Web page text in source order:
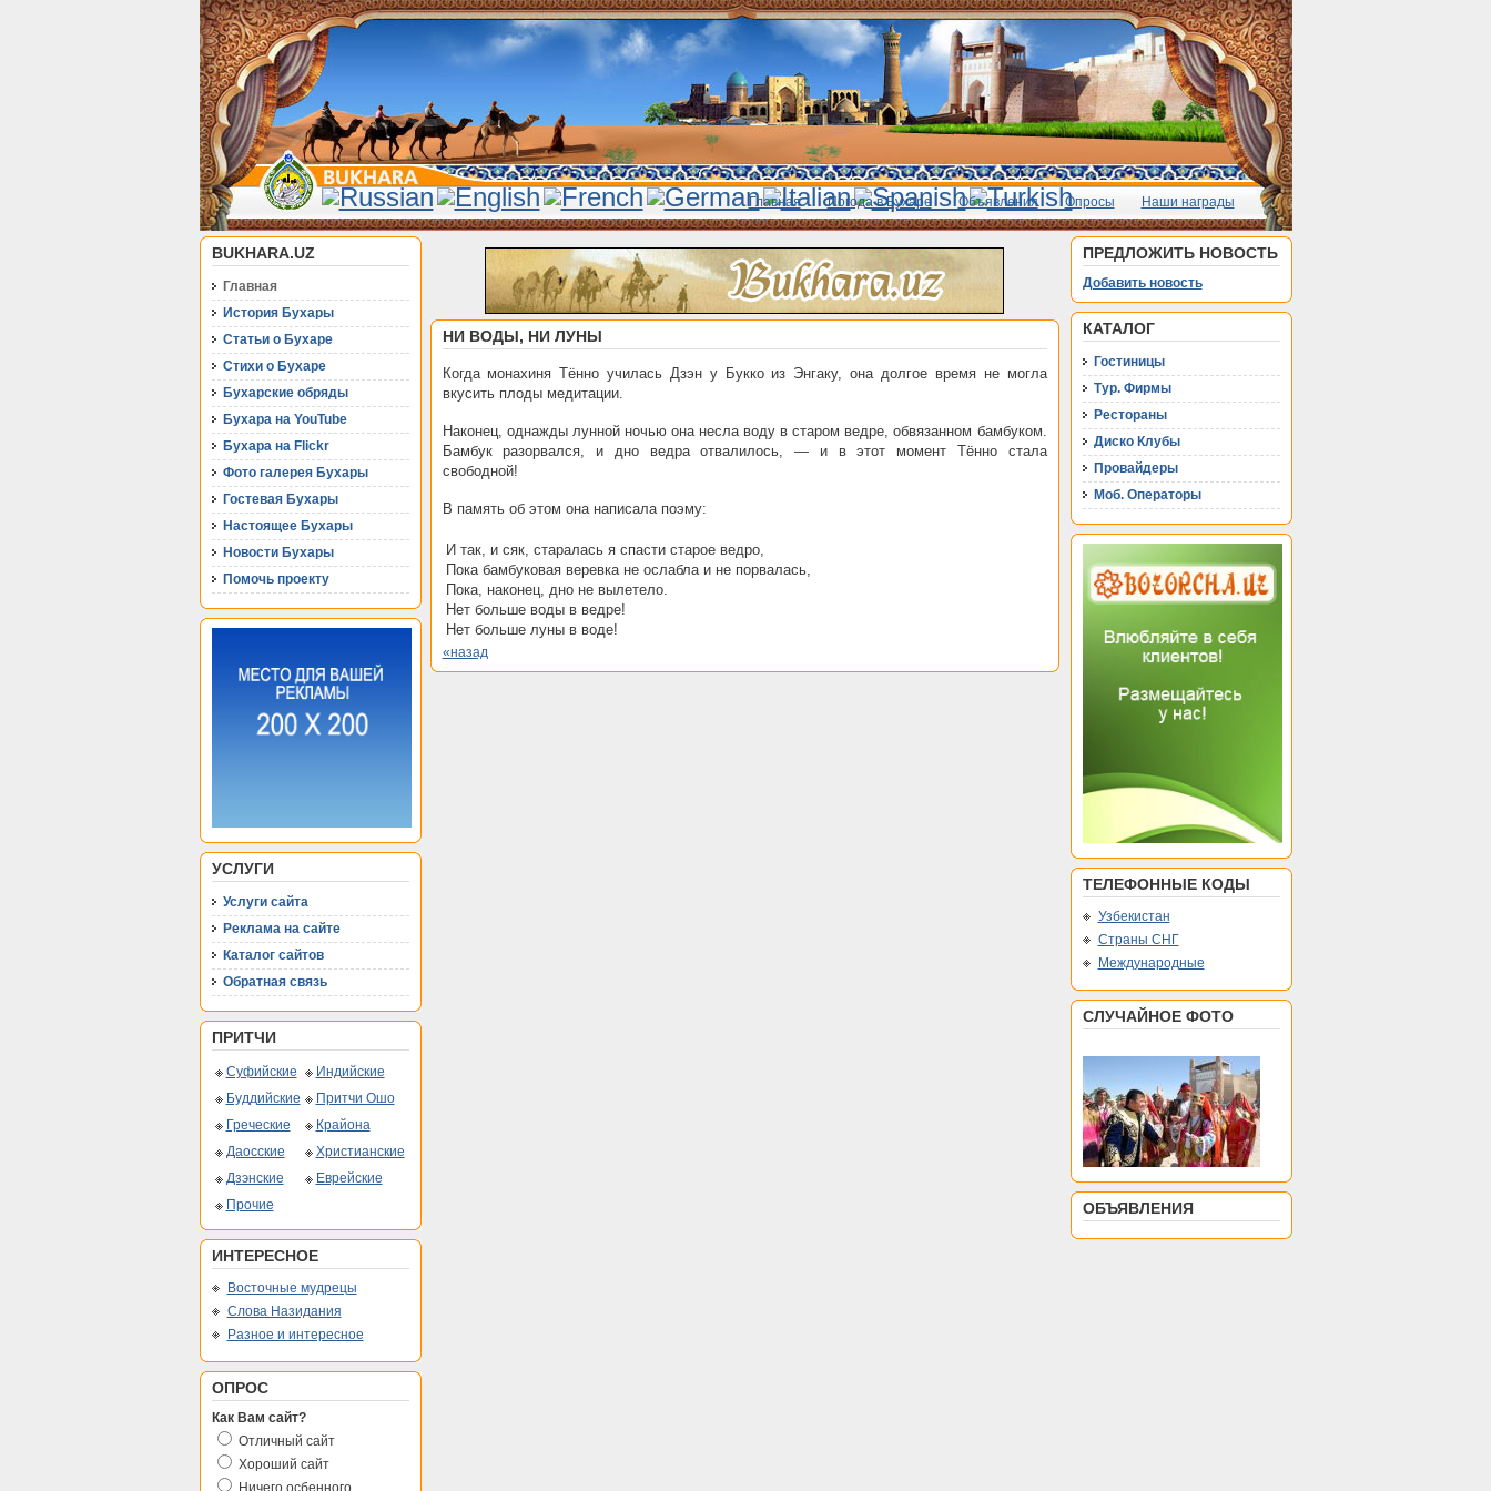
Главная Погода в Бухаре Объявления Опросы Наши награды
BUKHARA.UZ
Главная
История Бухары
Статьи о Бухаре
Стихи о Бухаре
Бухарские обряды
Бухара на YouTube
Бухара на Flickr
Фото галерея Бухары
Гостевая Бухары
Настоящее Бухары
Новости Бухары
Помочь проекту
УСЛУГИ
Услуги сайта
Реклама на сайте
Каталог сайтов
Обратная связь
ПРИТЧИ
Суфийские
Индийские
Буддийские
Притчи Ошо
Греческие
Крайона
Даосские
Христианские
Дзэнские
Еврейские
Прочие
ИНТЕРЕСНОЕ
Восточные мудрецы
Слова Назидания
Разное и интересное
ОПРОС
Как Вам сайт?
Отличный сайт
Хороший сайт
Ничего осбенного
НИ ВОДЫ, НИ ЛУНЫ
Когда монахиня Тённо училась Дзэн у Букко из Энгаку, она долгое время не могла
вкусить плоды медитации.
Наконец, однажды лунной ночью она несла воду в старом ведре, обвязанном бамбуком.
Бамбук разорвался, и дно ведра отвалилось, — и в этот момент Тённо стала
свободной!
В память об этом она написала поэму:
И так, и сяк, старалась я спасти старое ведро,
Пока бамбуковая веревка не ослабла и не порвалась,
Пока, наконец, дно не вылетело.
Нет больше воды в ведре!
Нет больше луны в воде!
«назад
ПРЕДЛОЖИТЬ НОВОСТЬ
Добавить новость
КАТАЛОГ
Гостиницы
Тур. Фирмы
Рестораны
Диско Клубы
Провайдеры
Моб. Операторы
ТЕЛЕФОННЫЕ КОДЫ
Узбекистан
Страны СНГ
Международные
СЛУЧАЙНОЕ ФОТО
ОБЪЯВЛЕНИЯ